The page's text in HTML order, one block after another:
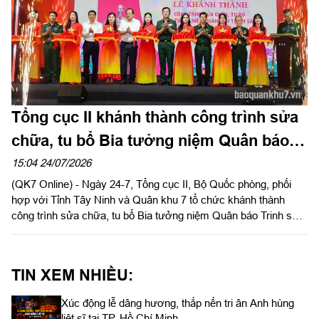
Tổng cục II khánh thành công trình sửa
chữa, tu bổ Bia tưởng niệm Quân báo
Trinh sát tại Tây Ninh
15:04 24/07/2026
(QK7 Online) - Ngày 24-7, Tổng cục II, Bộ Quốc phòng, phối
hợp với Tỉnh Tây Ninh và Quân khu 7 tổ chức khánh thành
công trình sửa chữa, tu bổ Bia tưởng niệm Quân báo Trinh sát
TIN XEM NHIỀU:
Xúc động lễ dâng hương, thắp nến tri ân Anh hùng